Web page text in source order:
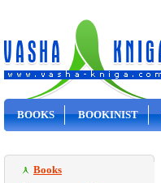
BOOKS BOOKINIST
Books